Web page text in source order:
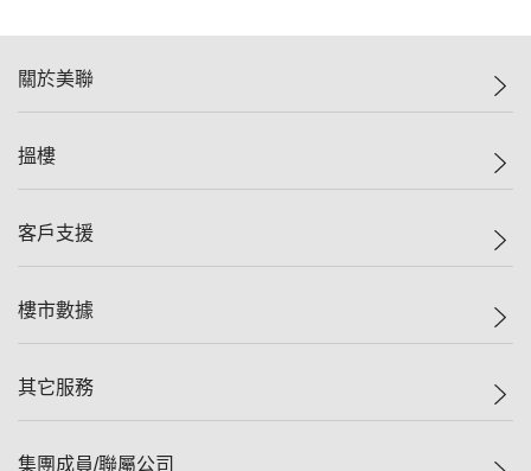
關於美聯
美聯集團
人才招募
搵樓
一手新盤
減價
美聯豪宅
獨家樓盤
租盤
客戶支援
自助放盤
查詢熱線
樓市數據
樓價指數
其它服務
屋苑專頁
集團成員/聯屬公司